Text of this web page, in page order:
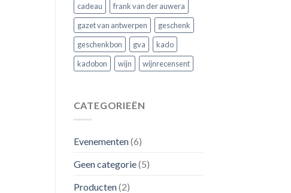
cadeau
frank van der auwera
gazet van antwerpen
geschenk
geschenkbon
gva
kado
kadobon
wijn wijnrecensent
CATEGORIEËN
Evenementen(6)
Geen categorie(5)
Producten(2)